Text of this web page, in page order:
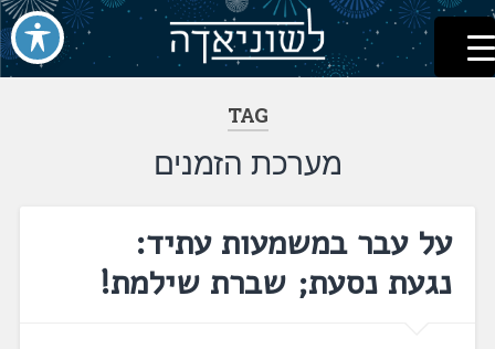
דלג
לתוכן
לשוניאדה
עברית. לשון. שפה
TAG
מערכת הזמנים
על עבר במשמעות עתיד:
נגעת נסעת; שברת שילמת!